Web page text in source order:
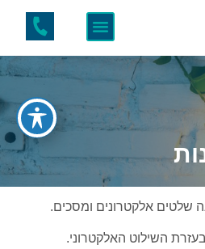
השילוט האלקטרוני.